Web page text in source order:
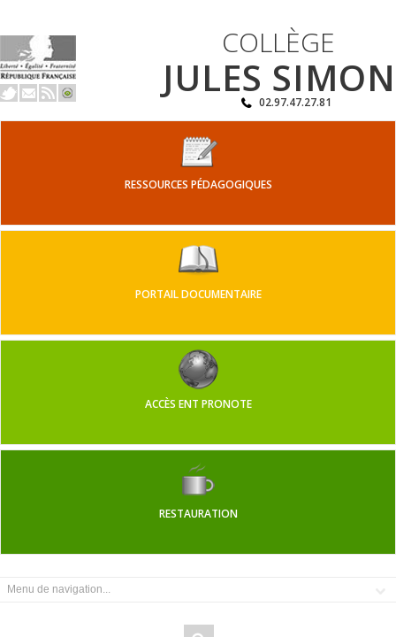
COLLÈGE
JULES SIMON
02.97.47.27.81
RESSOURCES PÉDAGOGIQUES
PORTAIL DOCUMENTAIRE
ACCÈS ENT PRONOTE
RESTAURATION